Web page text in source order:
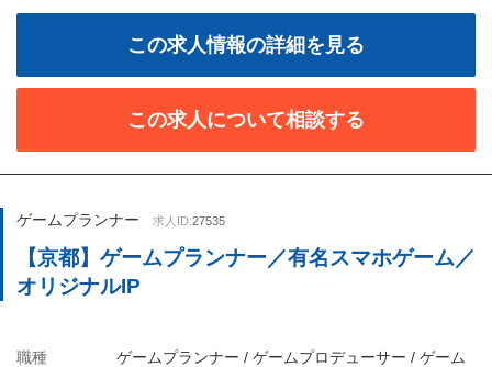
この求人情報の詳細を見る
この求人について相談する
ゲームプランナー 求人ID:27535
【京都】ゲームプランナー／有名スマホゲーム／
オリジナルIP
職種
ゲームプランナー / ゲームプロデューサー / ゲーム